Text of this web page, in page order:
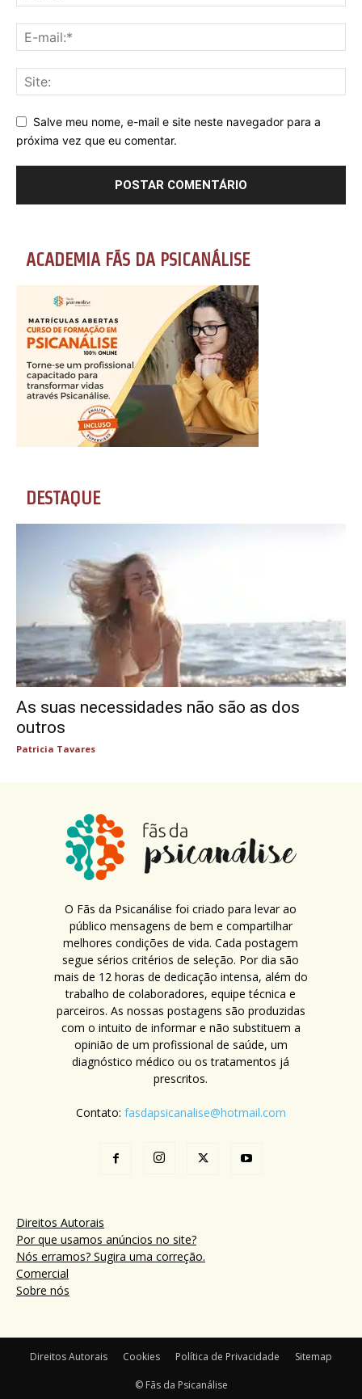
Salve meu nome, e-mail e site neste navegador para a
próxima vez que eu comentar.
ACADEMIA FÃS DA PSICANÁLISE
DESTAQUE
As suas necessidades não são as dos
outros
Patricia Tavares
O Fãs da Psicanálise foi criado para levar ao
público mensagens de bem e compartilhar
melhores condições de vida. Cada postagem
segue sérios critérios de seleção. Por dia são
mais de 12 horas de dedicação intensa, além do
trabalho de colaboradores, equipe técnica e
parceiros. As nossas postagens são produzidas
com o intuito de informar e não substituem a
opinião de um profissional de saúde, um
diagnóstico médico ou os tratamentos já
prescritos.
Contato: fasdapsicanalise@hotmail.com
Direitos Autorais
Por que usamos anúncios no site?
Nós erramos? Sugira uma correção.
Comercial
Sobre nós
Direitos Autorais Cookies Política de Privacidade Sitemap
© Fãs da Psicanálise